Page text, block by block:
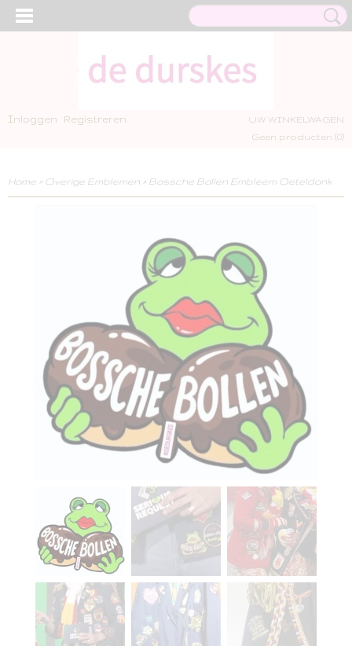
Inloggen Registreren
UW WINKELWAGEN
Geen producten (0)
Home > Overige Emblemen > Bossche Bollen Embleem Oeteldonk